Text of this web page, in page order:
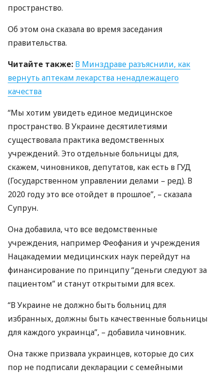
пространство.
Об этом она сказала во время заседания
правительства.
Читайте также: В Минздраве разъяснили, как
вернуть аптекам лекарства ненадлежащего
качества
“Мы хотим увидеть единое медицинское
пространство. В Украине десятилетиями
существовала практика ведомственных
учреждений. Это отдельные больницы для,
скажем, чиновников, депутатов, как есть в ГУД
(Государственном управлении делами – ред). В
2020 году это все отойдет в прошлое”, – сказала
Супрун.
Она добавила, что все ведомственные
учреждения, например Феофания и учреждения
Нацакадемии медицинских наук перейдут на
финансирование по принципу “деньги следуют за
пациентом” и станут открытыми для всех.
“В Украине не должно быть больниц для
избранных, должны быть качественные больницы
для каждого украинца”, – добавила чиновник.
Она также призвала украинцев, которые до сих
пор не подписали декларации с семейными